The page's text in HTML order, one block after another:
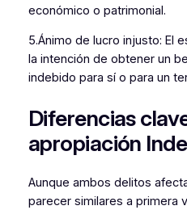
económico o patrimonial.
5.Ánimo de lucro injusto: El
la intención de obtener un
indebido para sí o para un
Diferencias
apropiación
Aunque ambos delitos
parecer similares a primera